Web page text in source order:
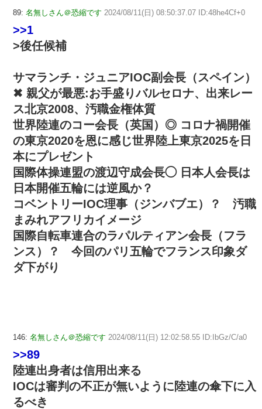
89: 名無しさん＠恐縮です 2024/08/11(日) 08:50:37.07 ID:48he4Cf+0
>>1
>後任候補
サマランチ・ジュニアIOC副会長（スペイン）
✖ 親父が最悪:お手盛りバルセロナ、出来レー
ス北京2008、汚職金権体質
世界陸連のコー会長（英国）◎ コロナ禍開催
の東京2020を恩に感じ世界陸上東京2025を日
本にプレゼント
国際体操連盟の渡辺守成会長◯ 日本人会長は
日本開催五輪には逆風か？
コベントリーIOC理事（ジンバブエ）？ 汚職
まみれアフリカイメージ
国際自転車連合のラパルティアン会長（フラ
ンス）？ 今回のパリ五輪でフランス印象ダ
ダ下がり
146: 名無しさん＠恐縮です 2024/08/11(日) 12:02:58.55 ID:IbGz/C/a0
>>89
陸連出身者は信用出来る
IOCは審判の不正が無いように陸連の傘下に入
るべき